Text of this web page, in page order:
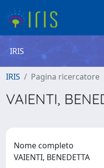
IRIS
IRIS Pagina ricercatore
VAIENTI,
Nome completo
VAIENTI, BENEDETTA